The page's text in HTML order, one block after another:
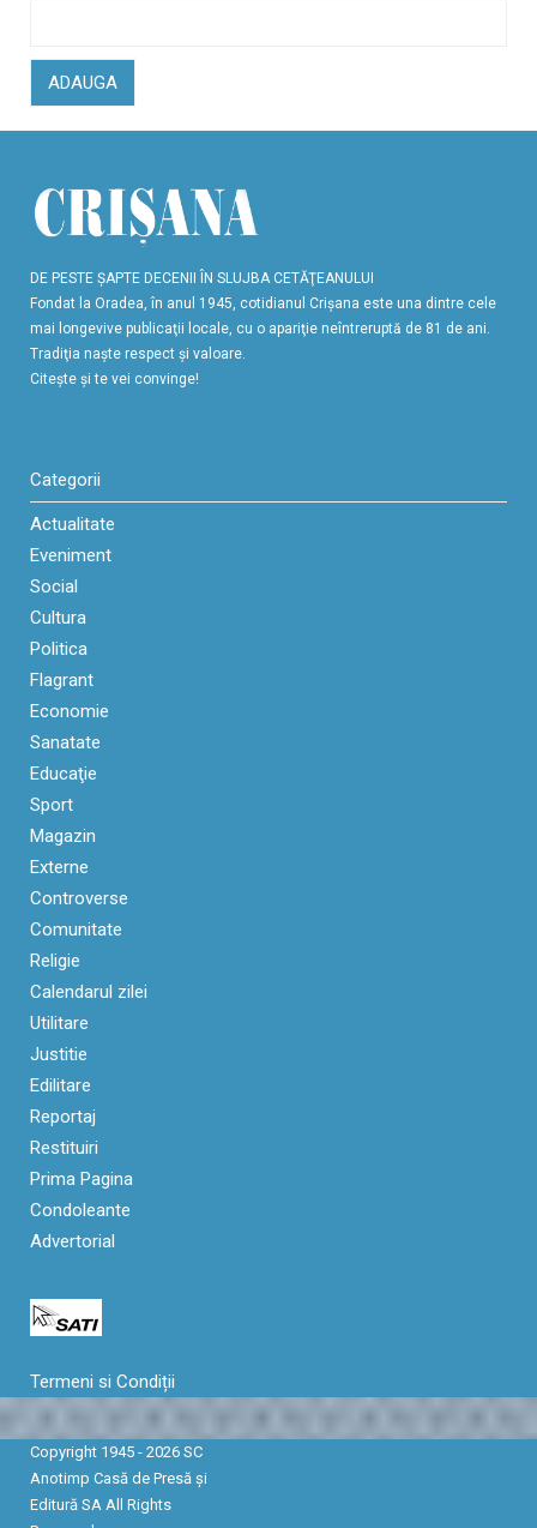
ADAUGA
DE PESTE ŞAPTE DECENII ÎN SLUJBA CETĂŢEANULUI
Fondat la Oradea, în anul 1945, cotidianul Crişana este una dintre cele
mai longevive publicaţii locale, cu o apariţie neîntreruptă de 81 de ani.
Tradiţia naşte respect şi valoare.
Citeşte şi te vei convinge!
Categorii
Actualitate
Eveniment
Social
Cultura
Politica
Flagrant
Economie
Sanatate
Educaţie
Sport
Magazin
Externe
Controverse
Comunitate
Religie
Calendarul zilei
Utilitare
Justitie
Edilitare
Reportaj
Restituiri
Prima Pagina
Condoleante
Advertorial
Termeni si Condiții
Copyright 1945 - 2026 SC
Anotimp Casă de Presă şi
Editură SA All Rights